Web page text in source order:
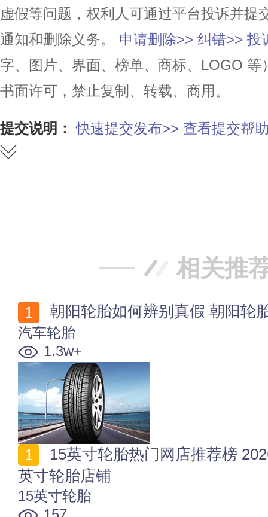
虚假等问题，权利人可通过平台投诉并提
通知和删除义务。
申请删除>> 纠错>> 投
字、图片、界面、榜单、商标、LOGO
书面许可，禁止复制、转载、商用。
提交说明： 快速提交发布>> 查看提交帮
相关推
朝阳轮胎如何辨别真假 朝阳轮
汽车轮胎
1.3w+
英寸轮胎店铺
15英寸轮胎